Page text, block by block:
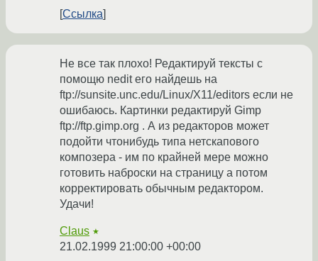
Ссылка
Не все так плохо! Редактируй тексты с
помощю nedit его найдешь на
ftp://sunsite.unc.edu/Linux/X11/editors если не
ошибаюсь. Картинки редактируй Gimp
ftp://ftp.gimp.org . А из редакторов может
подойти чтонибудь типа нетскапового
композера - им по крайней мере можно
готовить наброски на страницу а потом
корректировать обычным редактором.
Удачи!
Claus ★
21.02.1999 21:00:00 +00:00